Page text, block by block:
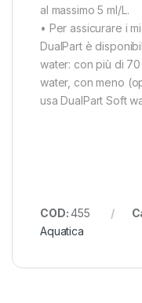
al massimo 5 ml/L.
• Per assicurare i
DualPart è
water: con più di
water, con meno
usa DualPart Soft
COD:455
Aquatica